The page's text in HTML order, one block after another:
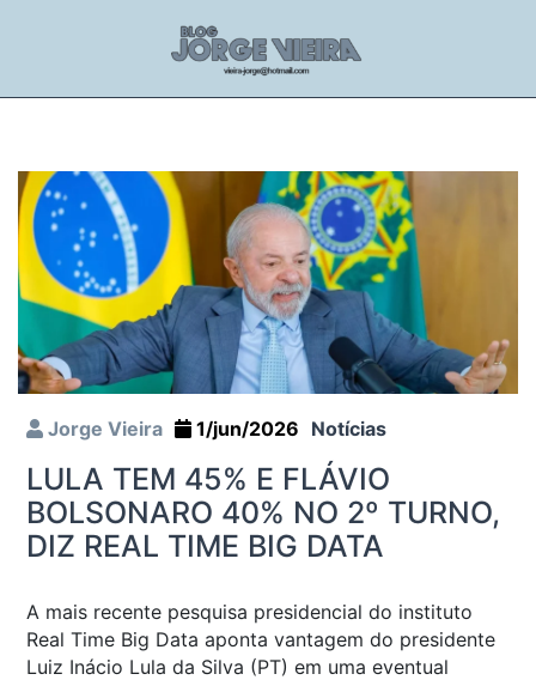
Jorge Vieira 1/jun/2026 Notícias
LULA TEM 45% E FLÁVIO
BOLSONARO 40% NO 2º TURNO,
DIZ REAL TIME BIG DATA
A mais recente pesquisa presidencial do instituto
Real Time Big Data aponta vantagem do presidente
Luiz Inácio Lula da Silva (PT) em uma eventual